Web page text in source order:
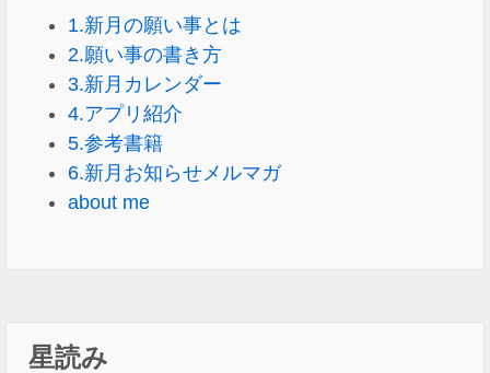
1.新月の願い事とは
2.願い事の書き方
3.新月カレンダー
4.アプリ紹介
5.参考書籍
6.新月お知らせメルマガ
about me
星読み